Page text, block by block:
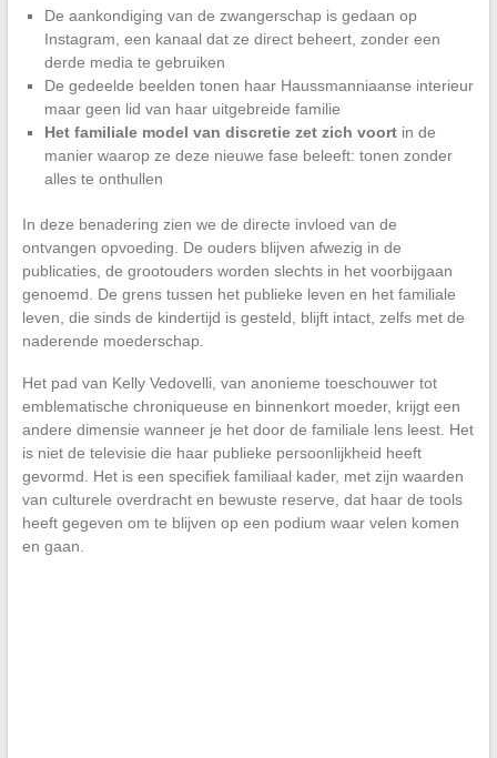
De aankondiging van de zwangerschap is gedaan op
Instagram, een kanaal dat ze direct beheert, zonder een
derde media te gebruiken
De gedeelde beelden tonen haar Haussmanniaanse interieur
maar geen lid van haar uitgebreide familie
Het familiale model van discretie zet zich voortin de
manier waarop ze deze nieuwe fase beleeft: tonen zonder
alles te onthullen
In deze benadering zien we de directe invloed van de
ontvangen opvoeding. De ouders blijven afwezig in de
publicaties, de grootouders worden slechts in het voorbijgaan
genoemd. De grens tussen het publieke leven en het familiale
leven, die sinds de kindertijd is gesteld, blijft intact, zelfs met de
naderende moederschap.
Het pad van Kelly Vedovelli, van anonieme toeschouwer tot
emblematische chroniqueuse en binnenkort moeder, krijgt een
andere dimensie wanneer je het door de familiale lens leest. Het
is niet de televisie die haar publieke persoonlijkheid heeft
gevormd. Het is een specifiek familiaal kader, met zijn waarden
van culturele overdracht en bewuste reserve, dat haar de tools
heeft gegeven om te blijven op een podium waar velen komen
en gaan.